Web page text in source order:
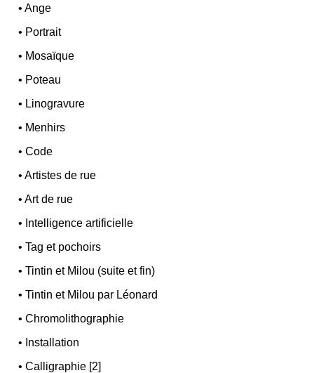
•Ange
• Portrait
• Mosaïque
• Poteau
• Linogravure
• Menhirs
•Code
•Artistes de rue
•Art de rue
• Intelligence artificielle
•Tag et pochoirs
•Tintin et Milou (suite et fin)
•Tintin et Milou par Léonard
•Chromolithographie
• Installation
•Calligraphie [2]